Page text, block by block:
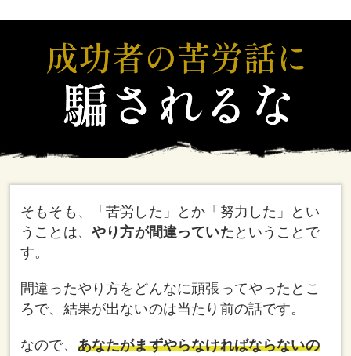
そもそも、「苦労した」とか「努力した」とい
うことは、 やり方が間違っていた ということで
す。
間違ったやり方をどんなに頑張ってやったとこ
ろで、結果が出ないのは当たり前の話です。
なので、 あなたがまずやらなければならないの